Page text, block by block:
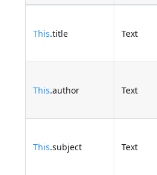
This.title Text
This.author Text
This.subject Text